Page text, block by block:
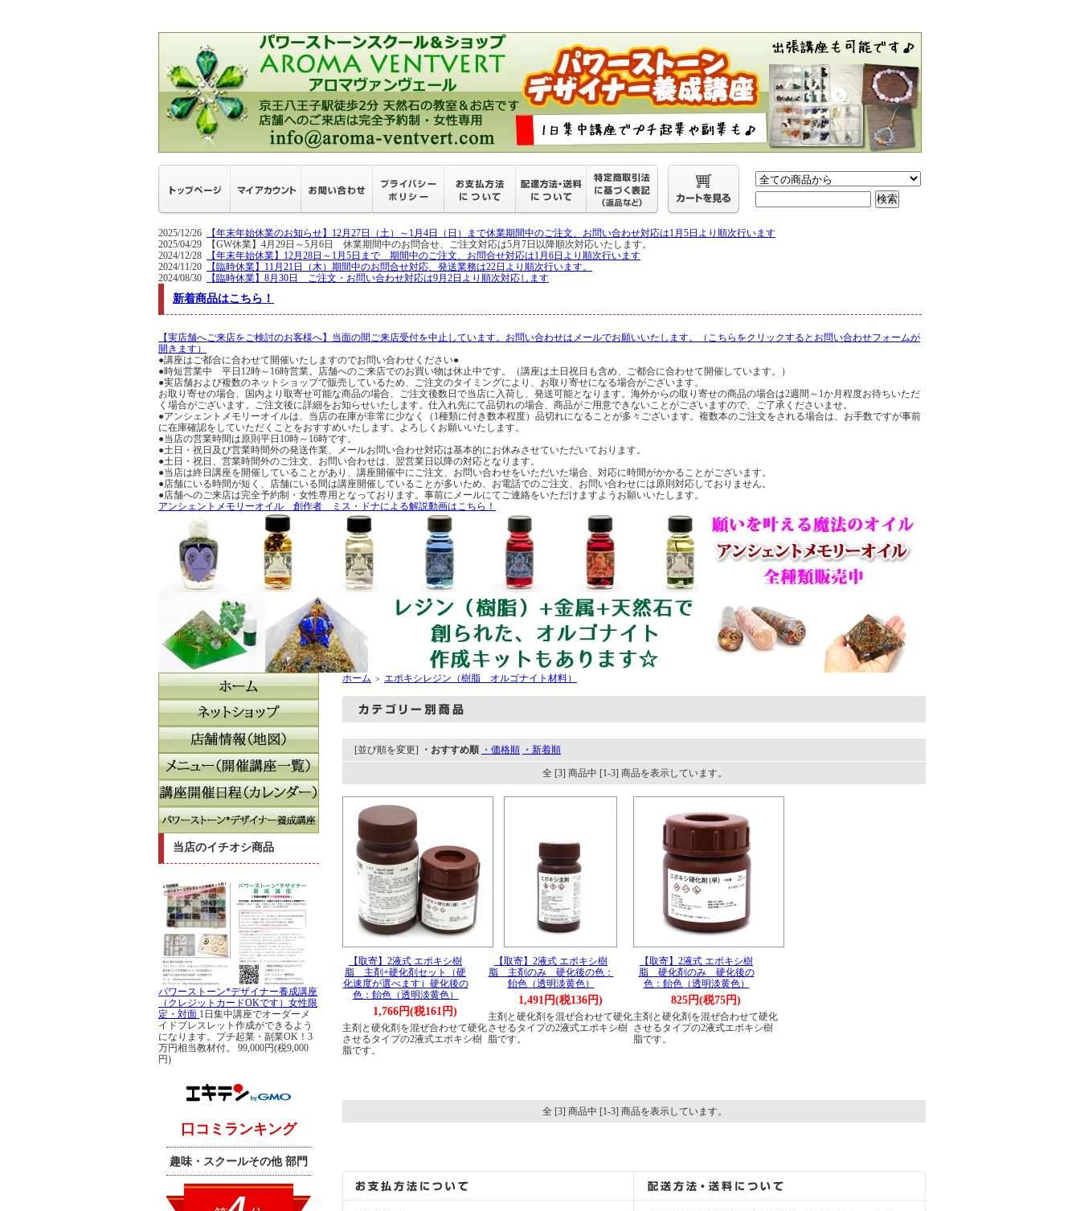
2025/12/26
【年末年始休業のお知らせ】12月27日（土）～1月4日（日）まで休業期間中のご注文、お問い合わせ対応は1月5日より順次行います
2025/04/29 【GW休業】4月29日～5月6日 休業期間中のお問合せ、ご注文対応は5月7日以降順次対応いたします。
2024/12/28
【年末年始休業】12月28日～1月5日まで 期間中のご注文、お問合せ対応は1月6日より順次行います
2024/11/20
【臨時休業】11月21日（木）期間中のお問合せ対応、発送業務は22日より順次行います。
2024/08/30
【臨時休業】8月30日 ご注文・お問い合わせ対応は9月2日より順次対応します
新着商品はこちら！
【実店舗へご来店をご検討のお客様へ】当面の間ご来店受付を中止しています。お問い合わせはメールでお願いいたします。（こちらをクリックするとお問い合わせフォームが
開きます）
●講座はご都合に合わせて開催いたしますのでお問い合わせください●
●時短営業中 平日12時～16時営業。店舗へのご来店でのお買い物は休止中です。（講座は土日祝日も含め、ご都合に合わせて開催しています。）
●実店舗および複数のネットショップで販売しているため、ご注文のタイミングにより、お取り寄せになる場合がございます。
お取り寄せの場合、国内より取寄せ可能な商品の場合、ご注文後数日で当店に入荷し、発送可能となります。海外からの取り寄せの商品の場合は2週間～1か月程度お待ちいただ
く場合がございます。ご注文後に詳細をお知らせいたします。仕入れ先にて品切れの場合、商品がご用意できないことがございますので、ご了承くださいませ。
●アンシェントメモリーオイルは、当店の在庫が非常に少なく（1種類に付き数本程度）品切れになることが多々ございます。複数本のご注文をされる場合は、お手数ですが事前
に在庫確認をしていただくことをおすすめいたします。よろしくお願いいたします。
●当店の営業時間は原則平日10時～16時です。
●土日・祝日及び営業時間外の発送作業、メールお問い合わせ対応は基本的にお休みさせていただいております。
●土日・祝日、営業時間外のご注文、お問い合わせは、翌営業日以降の対応となります。
●当店は終日講座を開催していることがあり、講座開催中にご注文、お問い合わせをいただいた場合、対応に時間がかかることがございます。
●店舗にいる時間が短く、店舗にいる間は講座開催していることが多いため、お電話でのご注文、お問い合わせには原則対応しておりません。
●店舗へのご来店は完全予約制・女性専用となっております。事前にメールにてご連絡をいただけますようお願いいたします。
アンシェントメモリーオイル 創作者 ミス・ドナによる解説動画はこちら！
当店のイチオシ商品
パワーストーン*デザイナー養成講座
（クレジットカードOKです）女性限
定・対面 1日集中講座でオーダーメ
イドブレスレット作成ができるよう
になります。プチ起業・副業OK！3
万円相当教材付。
99,000円(税9,000
円)
ホーム ＞ エポキシレジン（樹脂 オルゴナイト材料）
[並び順を変更] ・おすすめ順 ・価格順 ・新着順
全 [3] 商品中 [1-3] 商品を表示しています。
【取寄】2液式 エポキシ樹
脂 主剤+硬化剤セット（硬
化速度が選べます）硬化後の
色：飴色（透明淡黄色）
1,766円(税161円)
主剤と硬化剤を混ぜ合わせて硬化
させるタイプの2液式エポキシ樹
脂です。
【取寄】2液式 エポキシ樹
脂 主剤のみ 硬化後の色：
飴色（透明淡黄色）
1,491円(税136円)
主剤と硬化剤を混ぜ合わせて硬化
させるタイプの2液式エポキシ樹
脂です。
【取寄】2液式 エポキシ樹
脂 硬化剤のみ 硬化後の
色：飴色（透明淡黄色）
825円(税75円)
主剤と硬化剤を混ぜ合わせて硬化
させるタイプの2液式エポキシ樹
脂です。
全 [3] 商品中 [1-3] 商品を表示しています。